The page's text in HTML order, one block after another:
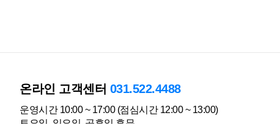
온라인 고객센터 031.522.4488
운영시간 10:00 ~ 17:00 (점심시간 12:00 ~ 13:00)